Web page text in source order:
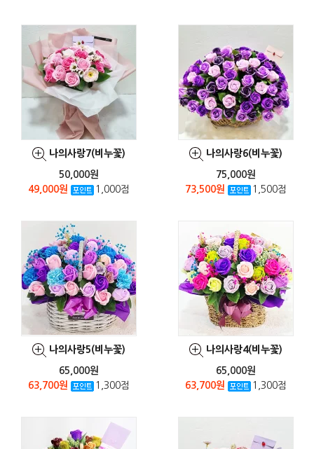
나의사랑7(비누꽃)
50,000원
49,000원
1,000점
나의사랑6(비누꽃)
75,000원
73,500원
1,500점
나의사랑5(비누꽃)
65,000원
63,700원
1,300점
나의사랑4(비누꽃)
65,000원
63,700원
1,300점